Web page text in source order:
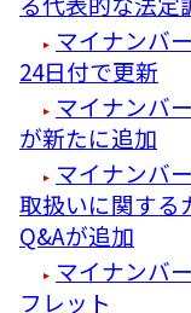
マイナンバ
24日付で更新
マイナンバ
が新たに追加
マイナンバ
取扱いに関する
Q&Aが追加
マイナンバ
フレット